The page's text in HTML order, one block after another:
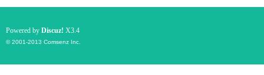
Powered by Discuz! X3.4
© 2001-2013 Comsenz Inc.